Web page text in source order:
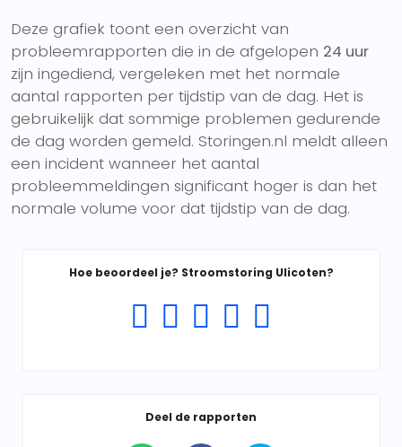
Deze grafiek toont een overzicht van
probleemrapporten die in de afgelopen 24 uur
zijn ingediend, vergeleken met het normale
aantal rapporten per tijdstip van de dag. Het is
gebruikelijk dat sommige problemen gedurende
de dag worden gemeld. Storingen.nl meldt alleen
een incident wanneer het aantal
probleemmeldingen significant hoger is dan het
normale volume voor dat tijdstip van de dag.
Hoe beoordeel je? Stroomstoring Ulicoten?
Deel de rapporten